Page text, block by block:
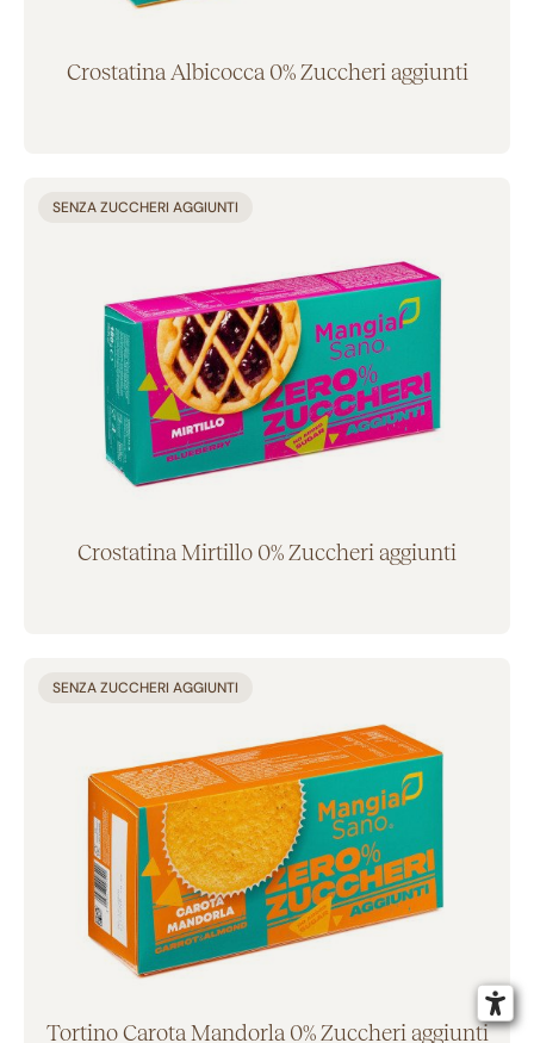
Crostatina Albicocca 0% Zuccheri aggiunti
Aggiunto al carrello
SENZA ZUCCHERI AGGIUNTI
Crostatina Mirtillo 0% Zuccheri aggiunti
Aggiunto al carrello
SENZA ZUCCHERI AGGIUNTI
Tortino Carota Mandorla 0% Zuccheri aggiunti